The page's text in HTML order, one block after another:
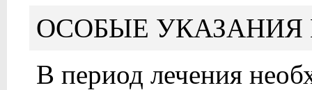
ОСОБЫЕ УКАЗАНИЯ
В период лечения